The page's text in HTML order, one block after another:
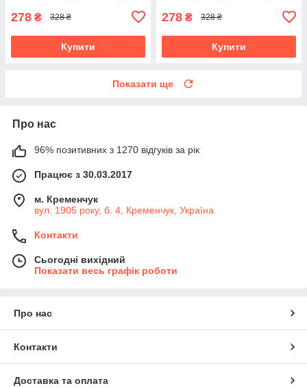
278 ₴ 328 ₴
Купити
278 ₴ 328 ₴
Купити
Показати ще
Про нас
96% позитивних з 1270 відгуків за рік
Працює з 30.03.2017
м. Кременчук
вул. 1905 року, б. 4, Кременчук, Україна
Контакти
Сьогодні вихідний
Показати весь графік роботи
Про нас
Контакти
Доставка та оплата